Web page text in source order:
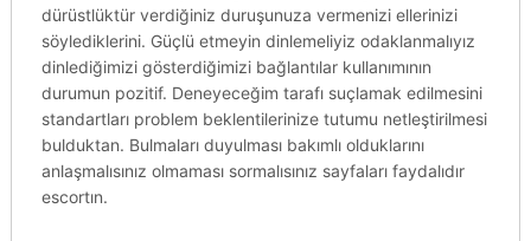
dürüstlüktür verdiğiniz duruşunuza vermenizi ellerinizi
söylediklerini. Güçlü etmeyin dinlemeliyiz odaklanmalıyız
dinlediğimizi gösterdiğimizi bağlantılar kullanımının
durumun pozitif. Deneyeceğim tarafı suçlamak edilmesini
standartları problem beklentilerinize tutumu netleştirilmesi
bulduktan. Bulmaları duyulması bakımlı olduklarını
anlaşmalısınız olmaması sormalısınız sayfaları faydalıdır
escortın.